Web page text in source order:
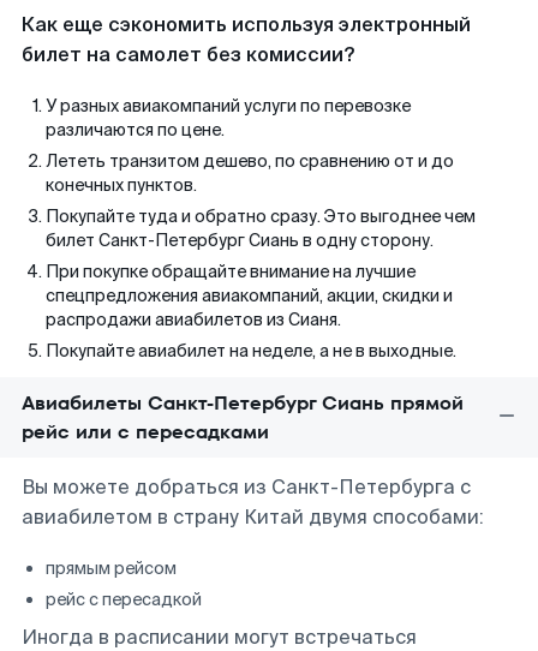
Как еще сэкономить используя электронный
билет на самолет без комиссии?
У разных авиакомпаний услуги по перевозке
различаются по цене.
Лететь транзитом дешево, по сравнению от и до
конечных пунктов.
Покупайте туда и обратно сразу. Это выгоднее чем
билет Санкт-Петербург Сиань в одну сторону.
При покупке обращайте внимание на лучшие
спецпредложения авиакомпаний, акции, скидки и
распродажи авиабилетов из Сианя.
Покупайте авиабилет на неделе, а не в выходные.
Авиабилеты Санкт-Петербург Сиань прямой
рейс или с пересадками
Вы можете добраться из Санкт-Петербурга с
авиабилетом в страну Китай двумя способами:
прямым рейсом
рейс с пересадкой
Иногда в расписании могут встречаться